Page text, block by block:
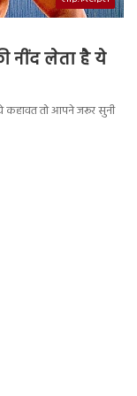
नींद लेता है ये
कहावत तो आपने जरूर सुनी